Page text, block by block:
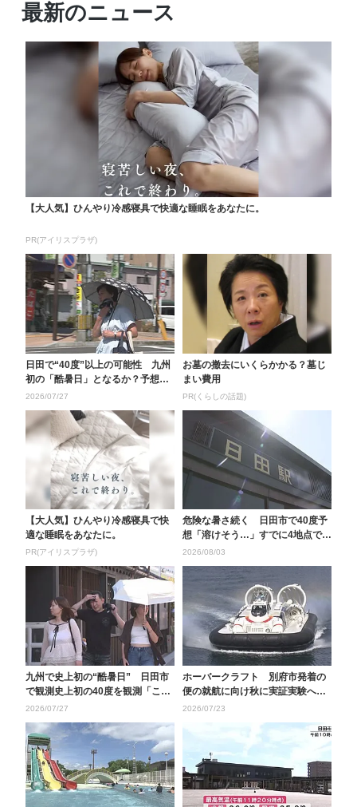
最新のニュース
【大人気】ひんやり冷感寝具で快適な睡眠をあなたに。
PR(アイリスプラザ)
日田で“40度”以上の可能性 九州
初の「酷暑日」となるか？予想最
高気温は39度 ...
2026/07/27
お墓の撤去にいくらかかる？墓じ
まい費用
PR(くらしの話題)
【大人気】ひんやり冷感寝具で快
適な睡眠をあなたに。
PR(アイリスプラザ)
危険な暑さ続く 日田市で40度予
想「溶けそう…」すでに4地点で3
5度以上の猛暑日...
2026/08/03
九州で史上初の“酷暑日” 日田市
で観測史上初の40度を観測「この
息苦しさ初めての...
2026/07/27
ホーバークラフト 別府市発着の
便の就航に向け秋に実証実験へ
夜間の定期便運航は８...
2026/07/23